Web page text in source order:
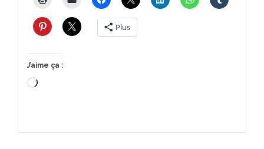
Plus
J’aime ça :
Chargement…